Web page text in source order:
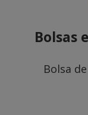
Bolsas
Bolsa